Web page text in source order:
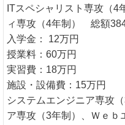
ITスペシャリスト専攻（4
ィ専攻（4年制） 総額
入学金： 12万円
授業料：60万円
実習費：18万円
施設・設備費：15万円
システムエンジニア専攻
ア専攻（3年制）、Ｗｅ